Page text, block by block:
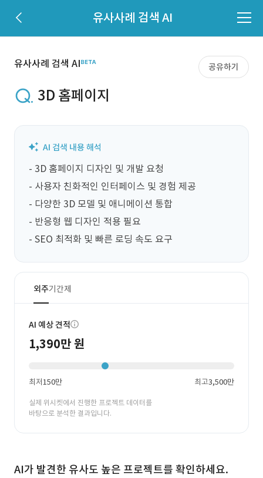
유사사례 검색 AI
유사사례 검색 AI 공유하기
3D 홈페이지
- 3D 홈페이지 디자인 및 개발 요청
- 사용자 친화적인 인터페이스 및 경험 제공
- 다양한 3D 모델 및 애니메이션 통합
- 반응형 웹 디자인 적용 필요
- SEO 최적화 및 빠른 로딩 속도 요구
외주기간제
AI 예상 견적
1,390만 원
최저150만 최고3,500만
실제 위시켓에서 진행한 프로젝트 데이터를
바탕으로 분석한 결과입니다.
AI가 발견한 유사도 높은 프로젝트를 확인하세요.